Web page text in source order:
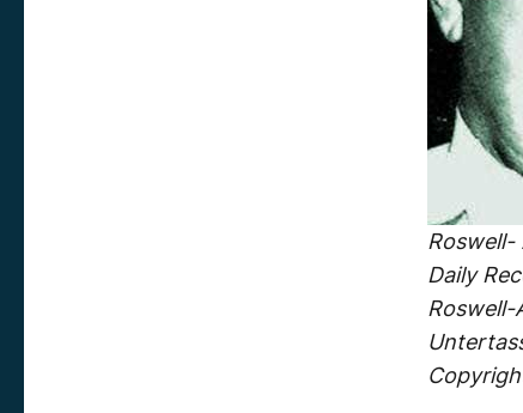
Roswell-
Daily
Roswell-